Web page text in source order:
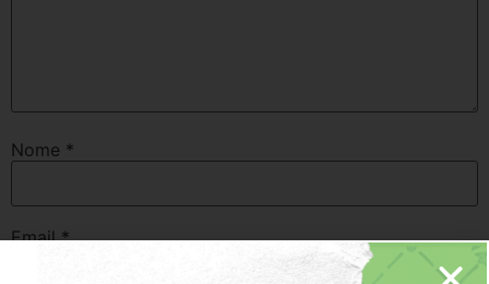
Nome *
Email*